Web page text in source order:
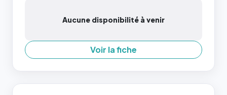
Aucune disponibilité à venir
Voir la fiche